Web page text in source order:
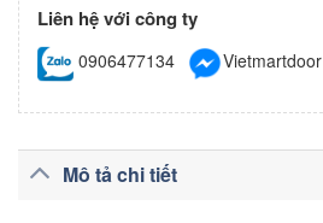
Liên hệ với công ty
0906477134 Vietmartdoor
Mô tả chi tiết